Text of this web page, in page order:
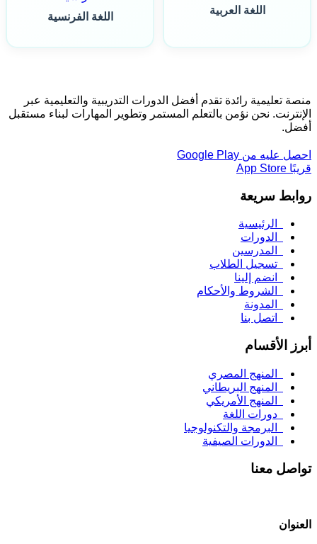
اللغة العربية
اللغة الفرنسية
منصة تعليمية رائدة تقدم أفضل الدورات التدريبية والتعليمية عبر
الإنترنت. نحن نؤمن بالتعلم المستمر وتطوير المهارات لبناء مستقبل
أفضل.
احصل عليه من Google Play
قريبًا App Store
روابط سريعة
الرئيسية
الدورات
المدرسين
تسجيل الطلاب
انضم إلينا
الشروط والأحكام
المدونة
اتصل بنا
أبرز الأقسام
المنهج المصري
المنهج البريطاني
المنهج الأمريكي
دورات اللغة
البرمجة والتكنولوجيا
الدورات الصيفية
تواصل معنا
العنوان